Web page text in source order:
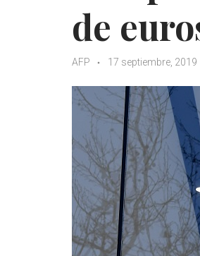
de
AFP 17 septiembre, 2019